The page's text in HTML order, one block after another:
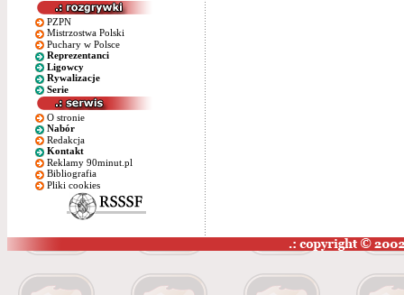
PZPN
Mistrzostwa Polski
Puchary w Polsce
Reprezentanci
Ligowcy
Rywalizacje
Serie
O stronie
Nabór
Redakcja
Kontakt
Reklamy 90minut.pl
Bibliografia
Pliki cookies